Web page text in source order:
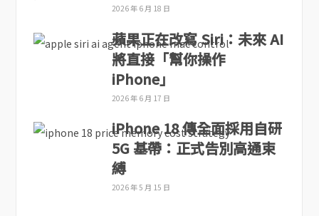
2026 年 6 月 18 日
蘋果正在改寫 Siri：未來 AI
將直接「幫你操作
iPhone」
2026 年 6 月 17 日
iPhone 18 傳全面採用自研
5G 基帶：正式告別高通束
縛
2026 年 5 月 15 日